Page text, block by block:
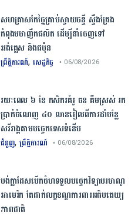
សហគ្រាសកែច្នៃគ្រាប់ស្វាយចន្ទី ស្ទឹងត្រែង
កំពុងមមាញឹកផលិត ដើម្បីនាំចេញទៅ
អង់គ្លេស និងជប៉ុន
ព្រឹត្តិការណ៍, សេដ្ឋកិច្ច • 06/08/2026
រយៈពេល ៦ ខែ កសិករគំរូ ចន គឹមស្រស់ រក
ប្រាក់ចំណេញ ៤០ លានរៀលពីការដាំបន្លែ
សរីរាង្គតាមបច្ចេកទេសទំនើប
ជំនួញ,ព្រឹត្តិការណ៍ • 06/08/2026
បង់ក្លាដែស​បើកចំហ​ទទួល​បច្ចេកវិទ្យា​បរមាណូ​
អាមេរិក​ តែ​ដាក់​លក្ខខណ្ឌ​ការពារ​អធិបតេយ្យ
ភាព​ជាតិ​